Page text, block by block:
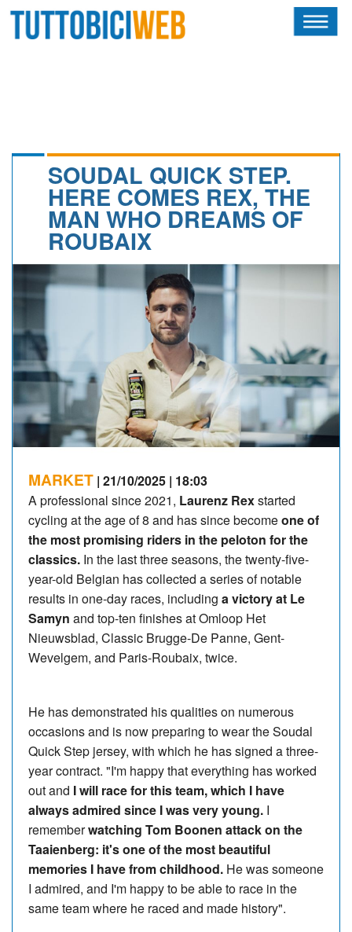
CALENDARIO
ALBI D'ORO
NEWSLETTER
SOUDAL QUICK STEP.
HERE COMES REX, THE
MAN WHO DREAMS OF
ROUBAIX
MARKET | 21/10/2025 | 18:03
A professional since 2021, Laurenz Rexstarted
cycling at the age of 8 and has since becomeone of
the most promising riders in the peloton for the
classics. In the last three seasons, the twenty-five-
year-old Belgian has collected a series of notable
results in one-day races, including a victory at Le
Samyn and top-ten finishes at Omloop Het
Nieuwsblad, Classic Brugge-De Panne, Gent-
Wevelgem, and Paris-Roubaix, twice.
He has demonstrated his qualities on numerous
occasions and is now preparing to wear the Soudal
Quick Step jersey, with which he has signed a three-
year contract. "I'm happy that everything has worked
out and I will race for this team, which I have
always admired since I was very young. I
rememberwatching Tom Boonen attack on the
Taaienberg: it's one of the most beautiful
memories I have from childhood. He was someone
I admired, and I'm happy to be able to race in the
same team where he raced and made history".